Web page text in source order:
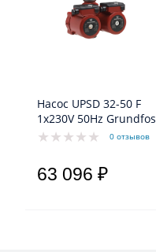
Насос UPSD 32-50 F
1x230V 50Hz Grundfos
0 отзывов
63 096 ₽